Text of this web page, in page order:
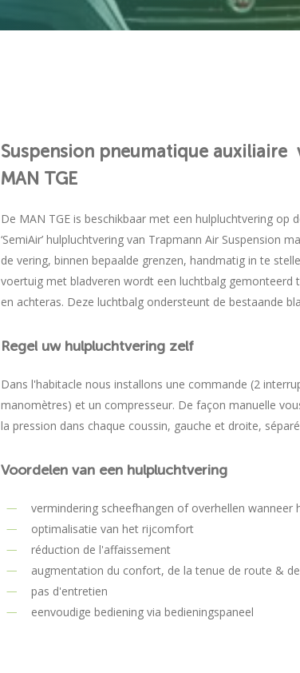
Suspension pneumatique auxiliaire
MAN TGE
De MAN TGE is beschikbaar met een hulpluchtvering op
‘SemiAir’ hulpluchtvering van Trapmann Air Suspension
de vering, binnen bepaalde grenzen, handmatig in te
voertuig met bladveren wordt een luchtbalg gemonteerd
en achteras. Deze luchtbalg ondersteunt de bestaande
Regel uw hulpluchtvering zelf
Dans l'habitacle nous installons une commande (2
manomètres) et un compresseur. De façon manuelle
la pression dans chaque coussin, gauche et droite,
Voordelen van een hulpluchtvering
vermindering scheefhangen of overhellen wanneer
optimalisatie van het rijcomfort
réduction de l'affaissement
augmentation du confort, de la tenue de route &
pas d'entretien
eenvoudige bediening via bedieningspaneel